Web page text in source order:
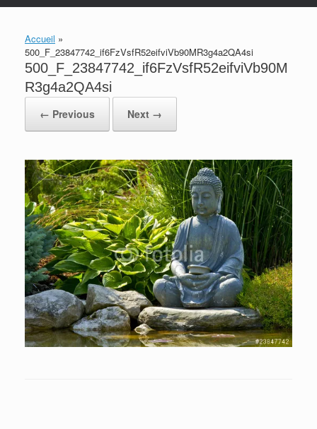
Accueil »
500_F_23847742_if6FzVsfR52eifviVb90MR3g4a2QA4si
500_F_23847742_if6FzVsfR52eifviVb90M
R3g4a2QA4si
← Previous Next →